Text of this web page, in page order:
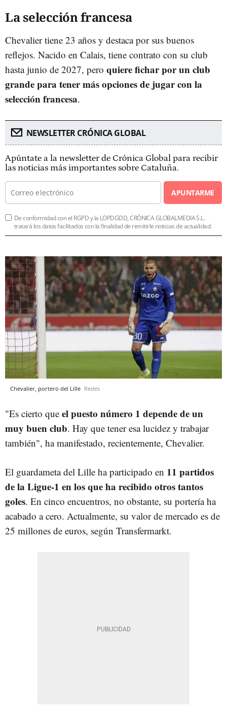
La selección francesa
Chevalier tiene 23 años y destaca por sus buenos
reflejos. Nacido en Calais, tiene contrato con su club
hasta junio de 2027, pero quiere fichar por un club
grande para tener más opciones de jugar con la
selección francesa.
NEWSLETTER CRÓNICA GLOBAL
Apúntate a la newsletter de Crónica Global para recibir
las noticias más importantes sobre Cataluña.
APUNTARME
De conformidad con el RGPD y la LOPDGDD, CRÓNICA GLOBALMEDIA S.L.
tratará los datos facilitados con la finalidad de remitirle noticias de actualidad.
Chevalier, portero del Lille Redes
"Es cierto que el puesto número 1 depende de un
muy buen club. Hay que tener esa lucidez y trabajar
también", ha manifestado, recientemente, Chevalier.
El guardameta del Lille ha participado en 11 partidos
de la Ligue-1 en los que ha recibido otros tantos
goles. En cinco encuentros, no obstante, su portería ha
acabado a cero. Actualmente, su valor de mercado es de
25 millones de euros, según Transfermarkt.